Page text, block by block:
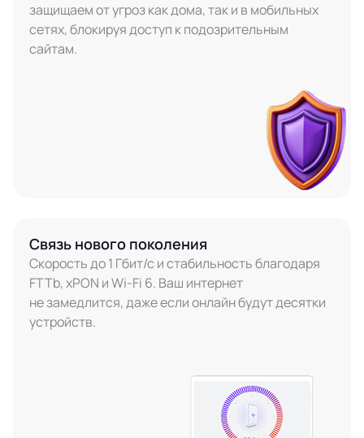
защищаем от угроз как дома, так и в мобильных
сетях, блокируя доступ к подозрительным
сайтам.
Связь нового поколения
Скорость до 1 Гбит/с и стабильность благодаря
FTTb, xPON и Wi-Fi 6. Ваш интернет
не замедлится, даже если онлайн будут десятки
устройств.